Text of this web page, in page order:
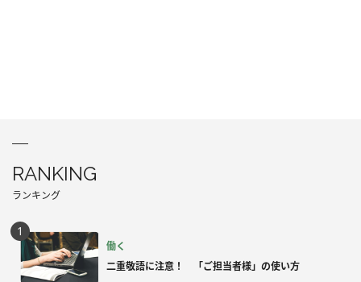
RANKING
ランキング
働く
二重敬語に注意！ 「ご担当者様」の使い方